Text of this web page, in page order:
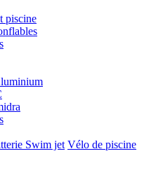
piscine
Swim jet Vélo de piscine